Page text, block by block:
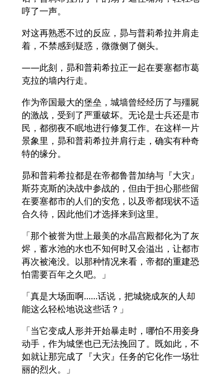
哼了一声。
对这再熟悉不过的反应，昴与普莉希拉并肩走
着，不禁感到疑惑，微微侧了侧头。
——此刻，昴和普莉希拉正一起在要塞都市葛
克拉的墙内行走。
作为帝国最大的堡垒，城墙曾经经历了与殭屍
的激战，受到了严重破坏。无论是士兵还是市
民，都彻夜不眠地进行修复工作。在这样一片
景象里，昴和普莉希拉并肩行走，确实有种奇
特的缘分。
昴和普莉希拉都是在帝都鲁普加纳与『大灾』
斯芬克斯的决战中参战的，但由于担心那些留
在要塞都市的人们的安危，以及帝都现状不适
合久待，因此他们才选择来到这里。
「那个被誉为世上最美的水晶宫殿都化为了灰
烬，蓄水池的水也不知何时又会溢出，让都市
再次被淹没。以那种情况来看，帝都的重建恐
怕需要百年之久吧。」
「真是大场面啊……话说，把城烧成灰的人却
能这么轻松地说这些话？」
「当它变成人形并开始暴走时，哪怕不用妾身
动手，作为城堡也已无法挽回了。既如此，不
如就让那完成了『大灾』任务的它化作一场壮
丽的烈火。」